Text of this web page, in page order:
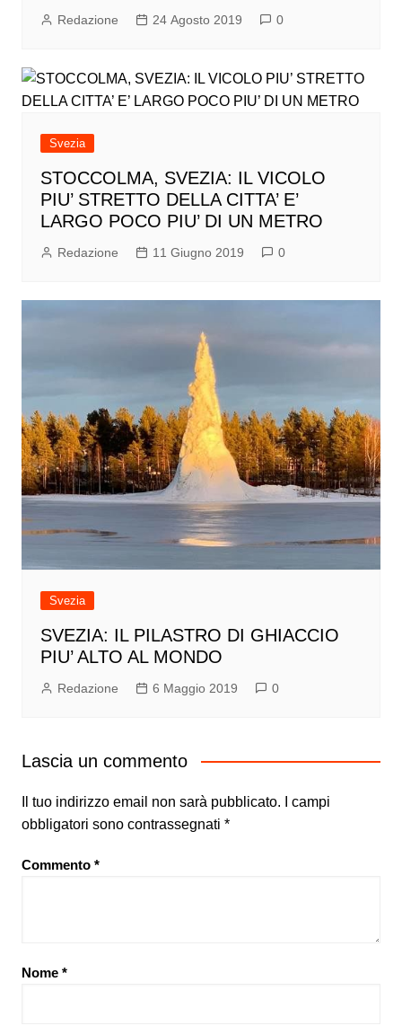
Redazione 24 Agosto 2019 0
Svezia
STOCCOLMA, SVEZIA: IL VICOLO
PIU’ STRETTO DELLA CITTA’ E’
LARGO POCO PIU’ DI UN METRO
Redazione 11 Giugno 2019 0
Svezia
SVEZIA: IL PILASTRO DI GHIACCIO
PIU’ ALTO AL MONDO
Redazione 6 Maggio 2019 0
Lascia un commento
Il tuo indirizzo email non sarà pubblicato.
I campi
obbligatori sono contrassegnati *
Commento *
Nome *